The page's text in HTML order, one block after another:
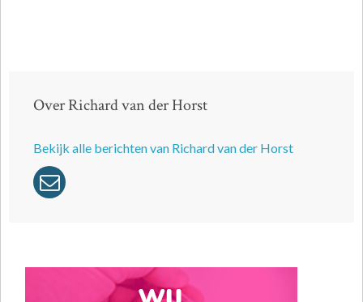
Over Richard van der Horst
Bekijk alle berichten van Richard van der Horst